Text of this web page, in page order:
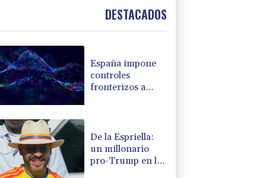
relaciones diplomáticas tras una disputa por asilo
DESTACADOS
España impone
controles
fronterizos a
De la Espriella:
un millonario
pro-Trump en la